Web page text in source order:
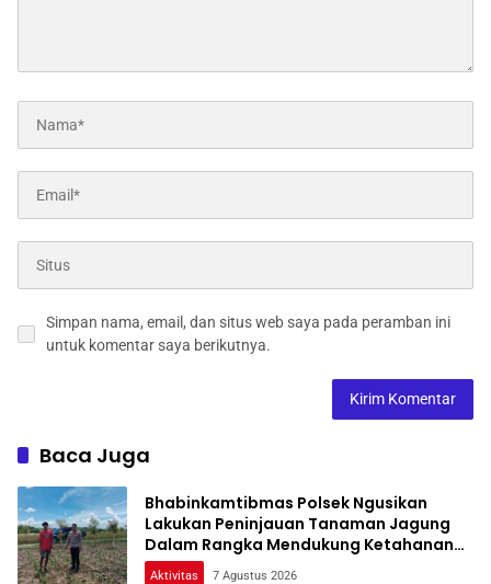
Simpan nama, email, dan situs web saya pada peramban ini
untuk komentar saya berikutnya.
Baca Juga
Bhabinkamtibmas Polsek Ngusikan
Lakukan Peninjauan Tanaman Jagung
Dalam Rangka Mendukung Ketahanan
Pangan
Aktivitas 7 Agustus 2026